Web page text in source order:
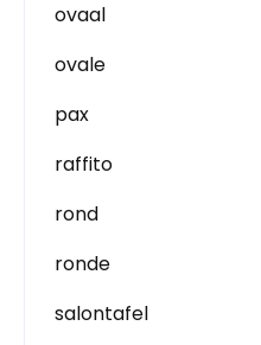
ovaal
ovale
pax
raffito
rond
ronde
salontafel